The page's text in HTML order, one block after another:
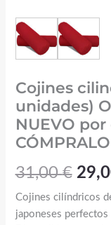
Cojines
unidades)
NUEVO
31,00€
Cojines cilíndricos
japoneses